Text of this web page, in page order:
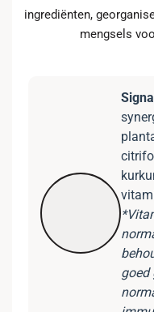
ingrediënten,
mengsels
goed